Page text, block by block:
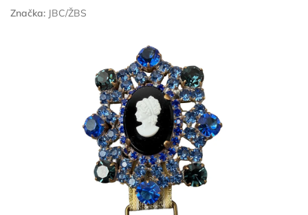
Značka: JBC/ŽBS